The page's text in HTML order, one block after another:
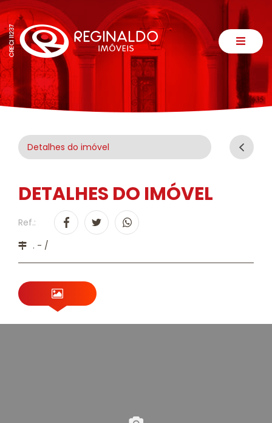
Detalhes do imóvel
DETALHES DO IMÓVEL
Ref.:
. - /